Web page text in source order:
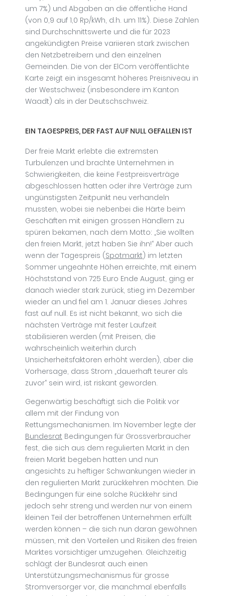
um 7%) und Abgaben an die öffentliche Hand
(von 0,9 auf 1,0 Rp/kWh, d.h. um 11%). Diese Zahlen
sind Durchschnittswerte und die für 2023
angekündigten Preise variieren stark zwischen
den Netzbetreibern und den einzelnen
Gemeinden. Die von der ElCom veröffentlichte
Karte zeigt ein insgesamt höheres Preisniveau in
der Westschweiz (insbesondere im Kanton
Waadt) als in der Deutschschweiz.
EIN TAGESPREIS, DER FAST AUF NULL GEFALLEN IST
Der freie Markt erlebte die extremsten
Turbulenzen und brachte Unternehmen in
Schwierigkeiten, die keine Festpreisverträge
abgeschlossen hatten oder ihre Verträge zum
ungünstigsten Zeitpunkt neu verhandeln
mussten, wobei sie nebenbei die Härte beim
Geschäften mit einigen grossen Händlern zu
spüren bekamen, nach dem Motto: „Sie wollten
den freien Markt, jetzt haben Sie ihn!“ Aber auch
wenn der Tagespreis (Spotmarkt) im letzten
Sommer ungeahnte Höhen erreichte, mit einem
Höchststand von 725 Euro Ende August, ging er
danach wieder stark zurück, stieg im Dezember
wieder an und fiel am 1. Januar dieses Jahres
fast auf null. Es ist nicht bekannt, wo sich die
nächsten Verträge mit fester Laufzeit
stabilisieren werden (mit Preisen, die
wahrscheinlich weiterhin durch
Unsicherheitsfaktoren erhöht werden), aber die
Vorhersage, dass Strom „dauerhaft teurer als
zuvor“ sein wird, ist riskant geworden.
Gegenwärtig beschäftigt sich die Politik vor
allem mit der Findung von
Rettungsmechanismen. Im November legte der
Bundesrat Bedingungen für Grossverbraucher
fest, die sich aus dem regulierten Markt in den
freien Markt begeben hatten und nun
angesichts zu heftiger Schwankungen wieder in
den regulierten Markt zurückkehren möchten. Die
Bedingungen für eine solche Rückkehr sind
jedoch sehr streng und werden nur von einem
kleinen Teil der betroffenen Unternehmen erfüllt
werden können – die sich nun daran gewöhnen
müssen, mit den Vorteilen und Risiken des freien
Marktes vorsichtiger umzugehen. Gleichzeitig
schlägt der Bundesrat auch einen
Unterstützungsmechanismus für grosse
Stromversorger vor, die manchmal ebenfalls